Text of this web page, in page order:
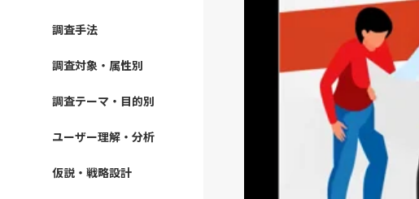
調査手法
調査対象・属性別
調査テーマ・目的別
ユーザー理解・分析
仮説・戦略設計